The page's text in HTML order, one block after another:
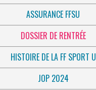
ASSURANCE FFSU
DOSSIER DE RENTRÉE
HISTOIRE DE LA FF SPORT U
JOP 2024